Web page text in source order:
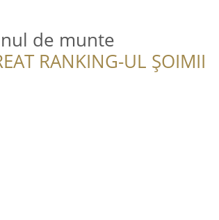
de munte
RANKING-UL ȘOIMII